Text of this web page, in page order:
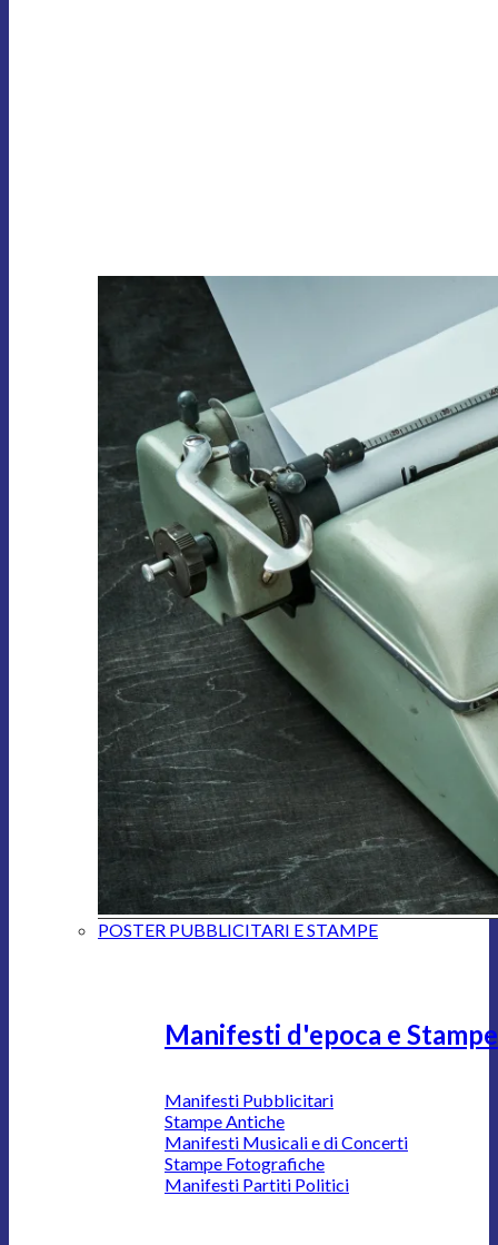
POSTER PUBBLICITARI E STAMPE
Manifesti d'epoca e Stampe
Manifesti Pubblicitari
Stampe Antiche
Manifesti Musicali e di Concerti
Stampe Fotografiche
Manifesti Partiti Politici